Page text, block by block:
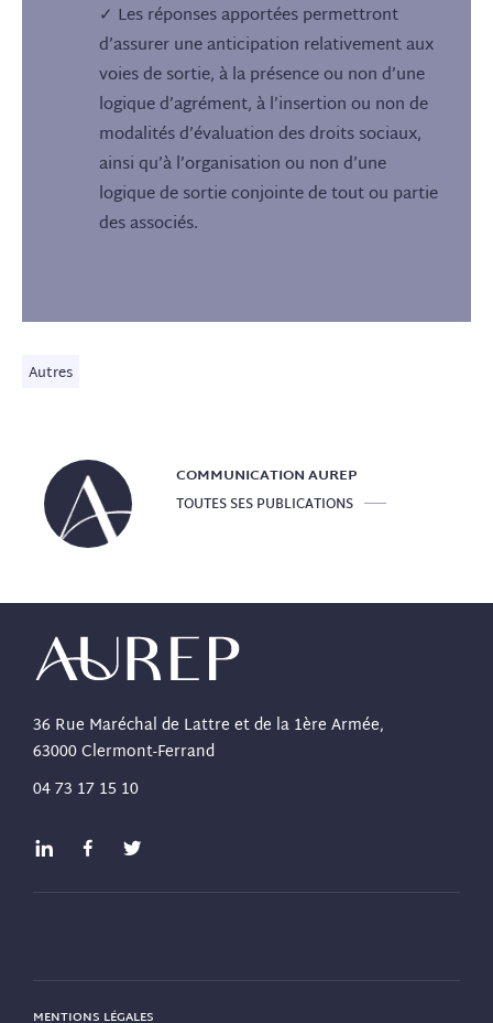
✓ Les réponses apportées permettront
d’assurer une anticipation relativement aux
voies de sortie, à la présence ou non d’une
logique d’agrément, à l’insertion ou non de
modalités d’évaluation des droits sociaux,
ainsi qu’à l’organisation ou non d’une
logique de sortie conjointe de tout ou partie
des associés.
Autres
COMMUNICATIONAUREP
TOUTES SES PUBLICATIONS
36 Rue Maréchal de Lattre et de la 1ère Armée,
63000 Clermont-Ferrand
04 73 17 15 10
MENTIONS LÉGALES